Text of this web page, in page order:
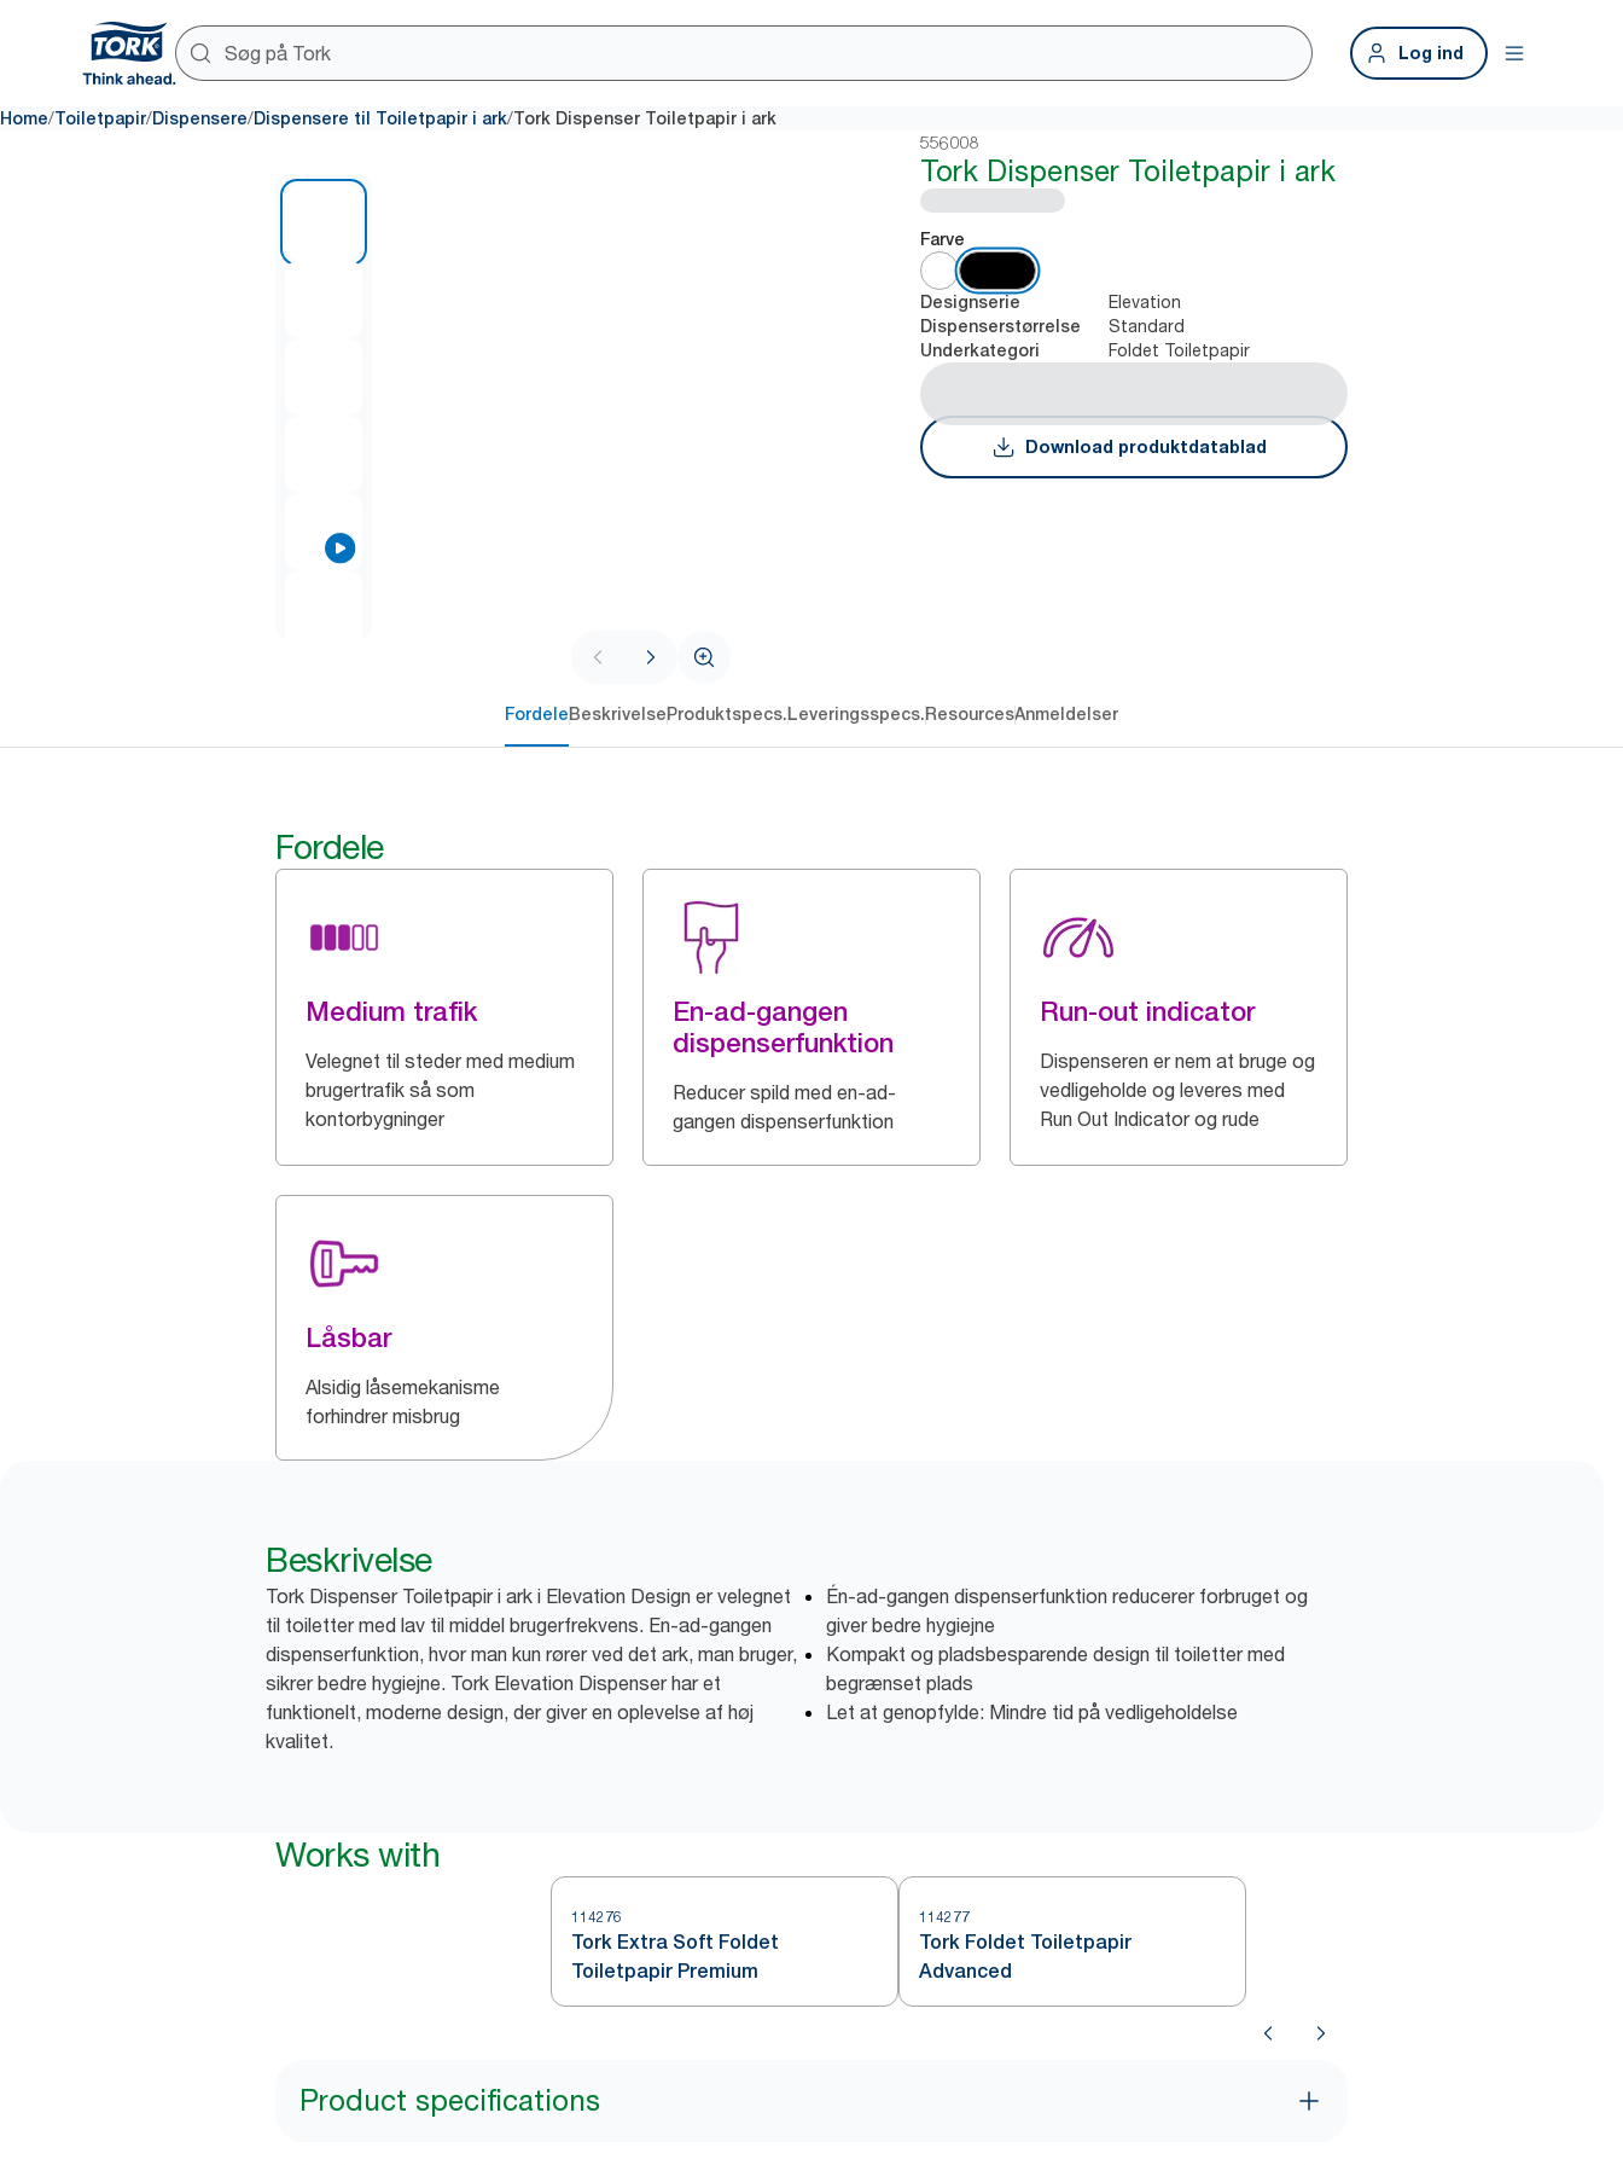
Log ind
Home/Toiletpapir/Dispensere/Dispensere til Toiletpapir i ark/Tork Dispenser Toiletpapir i ark
556008
Tork Dispenser Toiletpapir i ark
Farve
Designserie Elevation
Dispenserstørrelse Standard
Underkategori Foldet Toiletpapir
Download produktdatablad
FordeleBeskrivelseProduktspecs.Leveringsspecs.ResourcesAnmeldelser
Fordele
Medium trafik
Velegnet til steder med medium
brugertrafik så som
kontorbygninger
En-ad-gangen
dispenserfunktion
Reducer spild med en-ad-
gangen dispenserfunktion
Run-out indicator
Dispenseren er nem at bruge og
vedligeholde og leveres med
Run Out Indicator og rude
Låsbar
Alsidig låsemekanisme
forhindrer misbrug
Beskrivelse
Tork Dispenser Toiletpapir i ark i Elevation Design er velegnet
til toiletter med lav til middel brugerfrekvens. En-ad-gangen
dispenserfunktion, hvor man kun rører ved det ark, man bruger,
sikrer bedre hygiejne. Tork Elevation Dispenser har et
funktionelt, moderne design, der giver en oplevelse af høj
kvalitet.
Én-ad-gangen dispenserfunktion reducerer forbruget og
giver bedre hygiejne
Kompakt og pladsbesparende design til toiletter med
begrænset plads
Let at genopfylde: Mindre tid på vedligeholdelse
Works with
114276
Tork Extra Soft Foldet
Toiletpapir Premium
114277
Tork Foldet Toiletpapir
Advanced
Product specifications